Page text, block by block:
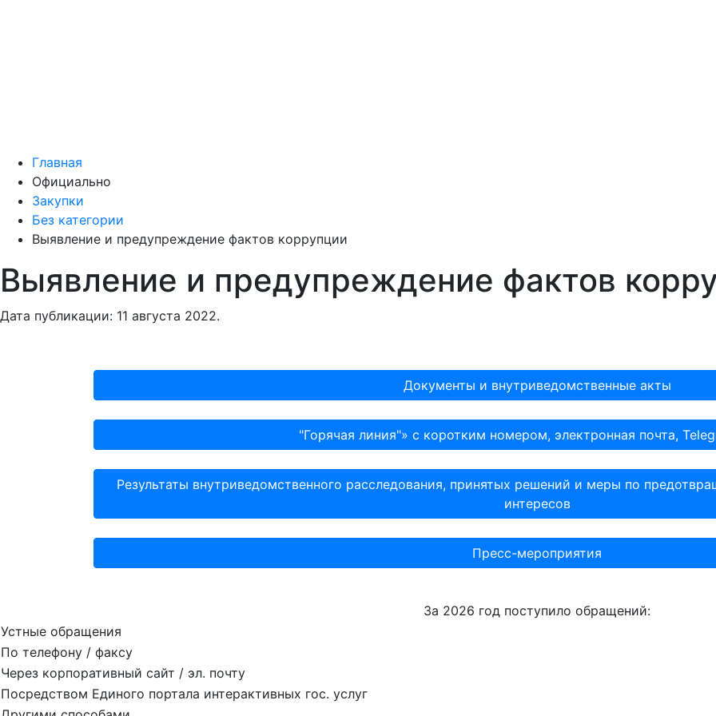
Главная
Официально
Закупки
Без категории
Выявление и предупреждение фактов коррупции
Выявление и предупреждение фактов
Дата публикации: 11 августа 2022.
Документы и внутриведомственные акты
"Горячая линия"» с коротким номером, электронная почта,
Результаты внутриведомственного расследования, принятых решений и меры по
интересов
Пресс-мероприятия
За 2026 год поступило обращений:
Устные обращения
По телефону / факсу
Через корпоративный сайт / эл. почту
Посредством Единого портала интерактивных гос. услуг